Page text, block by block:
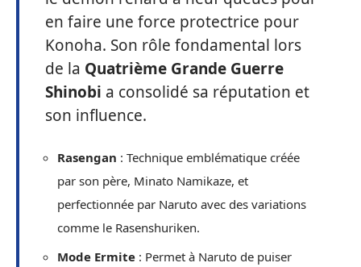
en faire une force protectrice pour
Konoha. Son rôle fondamental lors
de la Quatrième Grande Guerre
Shinobi a consolidé sa réputation et
son influence.
Rasengan : Technique emblématique créée
par son père, Minato Namikaze, et
perfectionnée par Naruto avec des variations
comme le Rasenshuriken.
Mode Ermite : Permet à Naruto de puiser